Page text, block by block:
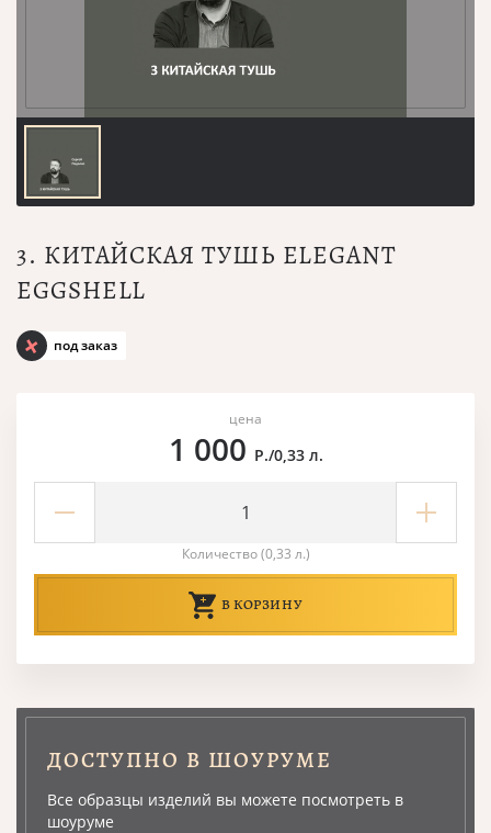
3. КИТАЙСКАЯ ТУШЬ ELEGANT
EGGSHELL
под заказ
цена
1 000 Р./0,33 л.
Количество (0,33 л.)
В КОРЗИНУ
ДОСТУПНО В ШОУРУМЕ
Все образцы изделий вы можете посмотреть в
шоуруме